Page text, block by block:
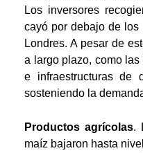
Los inversores
cayó por debajo de
Londres. A pesar de
a largo plazo, como
e infraestructuras de
sosteniendo la
Productos agrícolas.
maíz bajaron hasta